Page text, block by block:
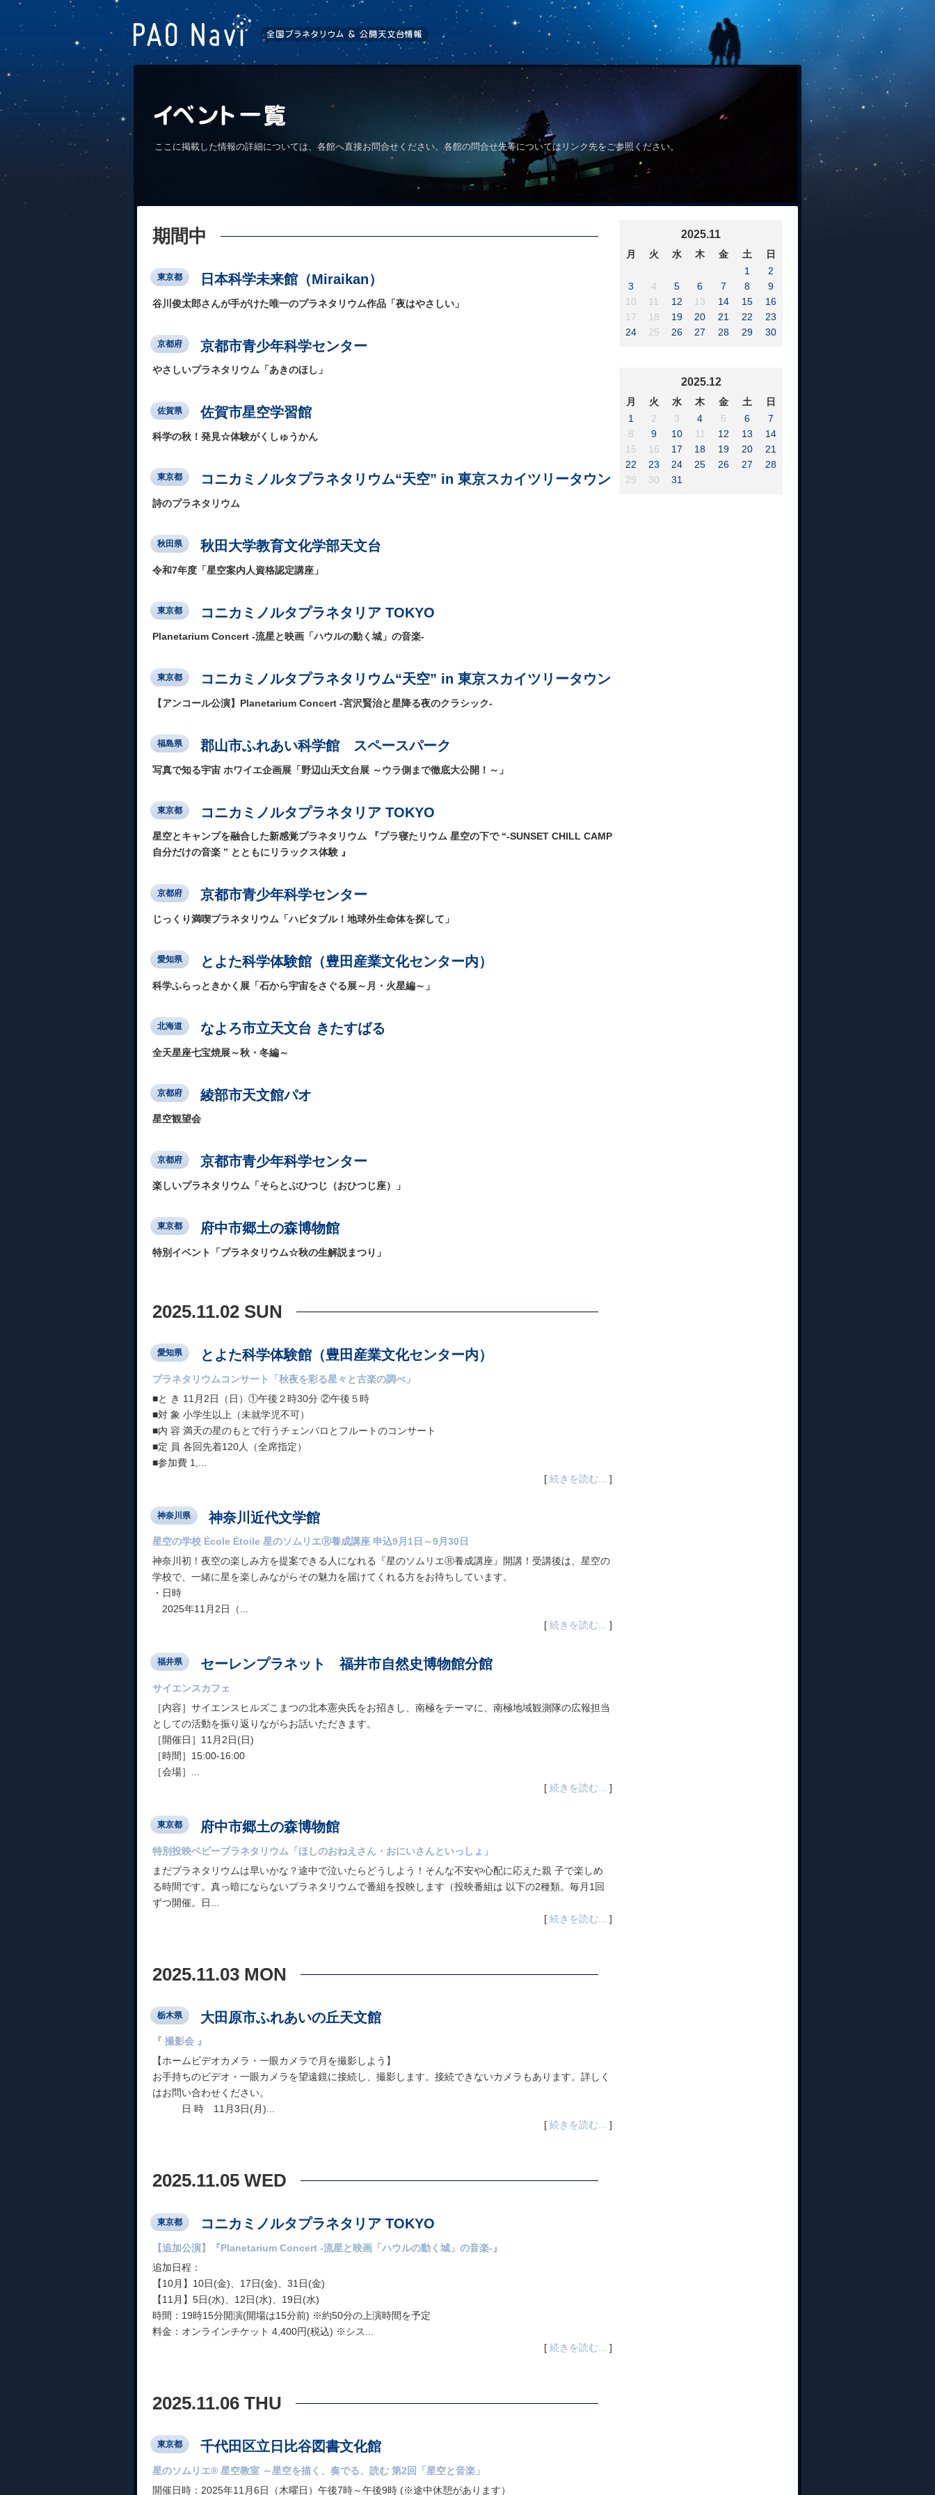
ここに掲載した情報の詳細については、各館へ直接お問合せください。各館の問合せ先等についてはリンク先をご参照ください。
2025.11
月 火 水 木 金 土
日
1
2
3
4 5 6 7 8
9
10
11 12 13 14 15
16
17
18 19 20 21 22
23
24
25 26 27 28 29 30
2025.12
月 火 水 木 金 土
日
1
2 3 4 5 6
7
8
9 10 11 12 13
14
15
16 17 18 19 20
21
22
23 24 25 26 27
28
29
30 31
期間中
東京都 日本科学未来館（Miraikan）
谷川俊太郎さんが手がけた唯一のプラネタリウム作品「夜はやさしい」
京都府 京都市青少年科学センター
やさしいプラネタリウム「あきのほし」
佐賀県 佐賀市星空学習館
科学の秋！発見☆体験がくしゅうかん
東京都 コニカミノルタプラネタリウム“天空” in 東京スカイツリータウン
詩のプラネタリウム
秋田県 秋田大学教育文化学部天文台
令和7年度「星空案内人資格認定講座」
東京都 コニカミノルタプラネタリア TOKYO
Planetarium Concert -流星と映画「ハウルの動く城」の音楽-
東京都 コニカミノルタプラネタリウム“天空” in 東京スカイツリータウン
【アンコール公演】Planetarium Concert -宮沢賢治と星降る夜のクラシック-
福島県 郡山市ふれあい科学館 スペースパーク
写真で知る宇宙 ホワイエ企画展「野辺山天文台展 ～ウラ側まで徹底大公開！～」
東京都 コニカミノルタプラネタリア TOKYO
星空とキャンプを融合した新感覚プラネタリウム 『プラ寝たリウム 星空の下で “-SUNSET CHILL CAMP
自分だけの音楽 ” とともにリラックス体験 』
京都府 京都市青少年科学センター
じっくり満喫プラネタリウム「ハビタブル！地球外生命体を探して」
愛知県 とよた科学体験館（豊田産業文化センター内）
科学ふらっときかく展「石から宇宙をさぐる展～月・火星編～」
北海道 なよろ市立天文台 きたすばる
全天星座七宝焼展～秋・冬編～
京都府 綾部市天文館パオ
星空観望会
京都府 京都市青少年科学センター
楽しいプラネタリウム「そらとぶひつじ（おひつじ座）」
東京都 府中市郷土の森博物館
特別イベント「プラネタリウム☆秋の生解説まつり」
2025.11.02 SUN
愛知県 とよた科学体験館（豊田産業文化センター内）
プラネタリウムコンサート「秋夜を彩る星々と古楽の調べ」
■と き 11月2日（日）①午後２時30分 ②午後５時
■対 象 小学生以上（未就学児不可）
■内 容 満天の星のもとで行うチェンバロとフルートのコンサート
■定 員 各回先着120人（全席指定）
■参加費 1,...
[ 続きを読む... ]
神奈川県 神奈川近代文学館
星空の学校 École Étoile 星のソムリエⓇ養成講座 申込9月1日～9月30日
神奈川初！夜空の楽しみ方を提案できる人になれる『星のソムリエⓇ養成講座』開講！受講後は、星空の
学校で、一緒に星を楽しみながらその魅力を届けてくれる方をお待ちしています。
・日時
2025年11月2日（...
[ 続きを読む... ]
福井県 セーレンプラネット 福井市自然史博物館分館
サイエンスカフェ
［内容］サイエンスヒルズこまつの北本憲央氏をお招きし、南極をテーマに、南極地域観測隊の広報担当
としての活動を振り返りながらお話いただきます。
［開催日］11月2日(日)
［時間］15:00-16:00
［会場］...
[ 続きを読む... ]
東京都 府中市郷土の森博物館
特別投映ベビープラネタリウム「ほしのおねえさん・おにいさんといっしょ」
まだプラネタリウムは早いかな？途中で泣いたらどうしよう！そんな不安や心配に応えた親 子で楽しめ
る時間です。真っ暗にならないプラネタリウムで番組を投映します（投映番組は 以下の2種類。毎月1回
ずつ開催。日...
[ 続きを読む... ]
2025.11.03 MON
栃木県 大田原市ふれあいの丘天文館
『 撮影会 』
【ホームビデオカメラ・一眼カメラで月を撮影しよう】
お手持ちのビデオ・一眼カメラを望遠鏡に接続し、撮影します。接続できないカメラもあります。詳しく
はお問い合わせください。
日 時 11月3日(月)...
[ 続きを読む... ]
2025.11.05 WED
東京都 コニカミノルタプラネタリア TOKYO
【追加公演】『Planetarium Concert -流星と映画「ハウルの動く城」の音楽-』
追加日程：
【10月】10日(金)、17日(金)、31日(金)
【11月】5日(水)、12日(水)、19日(水)
時間：19時15分開演(開場は15分前) ※約50分の上演時間を予定
料金：オンラインチケット 4,400円(税込) ※シス...
[ 続きを読む... ]
2025.11.06 THU
東京都 千代田区立日比谷図書文化館
星のソムリエ® 星空教室 ～星空を描く、奏でる、読む 第2回「星空と音楽」
開催日時：2025年11月6日（木曜日）午後7時～午後9時 (※途中休憩があります）